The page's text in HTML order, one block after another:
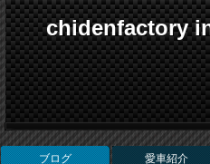
chidenfactory
ブログ 愛車紹介